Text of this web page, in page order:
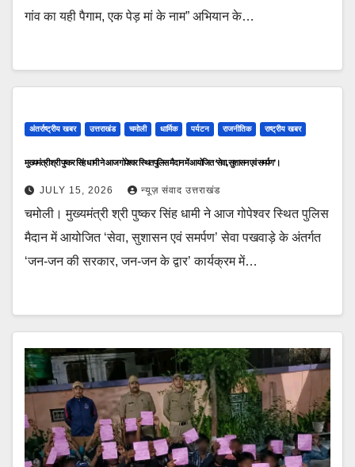
गांव का यही पैगाम, एक पेड़ मां के नाम” अभियान के…
अंतर्राष्ट्रीय खबर उत्तराखंड चमोली धार्मिक पर्यटन राजनीतिक राष्ट्रीय खबर
मुख्यमंत्री श्री पुष्कर सिंह धामी ने आज गोपेश्वर स्थित पुलिस मैदान में आयोजित ‘सेवा, सुशासन एवं समर्पण’।
JULY 15, 2026 न्यूज़ संवाद उत्तराखंड
चमोली। मुख्यमंत्री श्री पुष्कर सिंह धामी ने आज गोपेश्वर स्थित पुलिस
मैदान में आयोजित ‘सेवा, सुशासन एवं समर्पण’ सेवा पखवाड़े के अंतर्गत
‘जन-जन की सरकार, जन-जन के द्वार’ कार्यक्रम में…